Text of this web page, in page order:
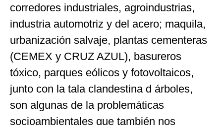
corredores industriales, agroindustrias,
industria automotriz y del acero; maquila,
urbanización salvaje, plantas cementeras
(CEMEX y CRUZ AZUL), basureros
tóxico, parques eólicos y fotovoltaicos,
junto con la tala clandestina d árboles,
son algunas de la problemáticas
socioambientales que también nos